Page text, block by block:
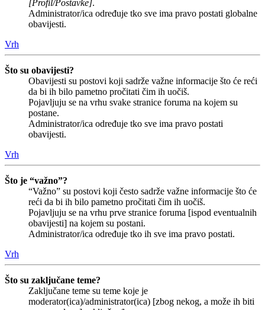
[Profil/Postavke].
Administrator/ica određuje tko sve ima pravo postati globalne
obavijesti.
Vrh
Što su obavijesti?
Obavijesti su postovi koji sadrže važne informacije što će reći
da bi ih bilo pametno pročitati čim ih uočiš.
Pojavljuju se na vrhu svake stranice foruma na kojem su
postane.
Administrator/ica određuje tko sve ima pravo postati
obavijesti.
Vrh
Što je “važno”?
“Važno” su postovi koji često sadrže važne informacije što će
reći da bi ih bilo pametno pročitati čim ih uočiš.
Pojavljuju se na vrhu prve stranice foruma [ispod eventualnih
obavijesti] na kojem su postani.
Administrator/ica određuje tko ih sve ima pravo postati.
Vrh
Što su zaključane teme?
Zaključane teme su teme koje je
moderator(ica)/administrator(ica) [zbog nekog, a može ih biti